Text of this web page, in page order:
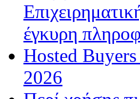
έγκυρη
Hosted
2026